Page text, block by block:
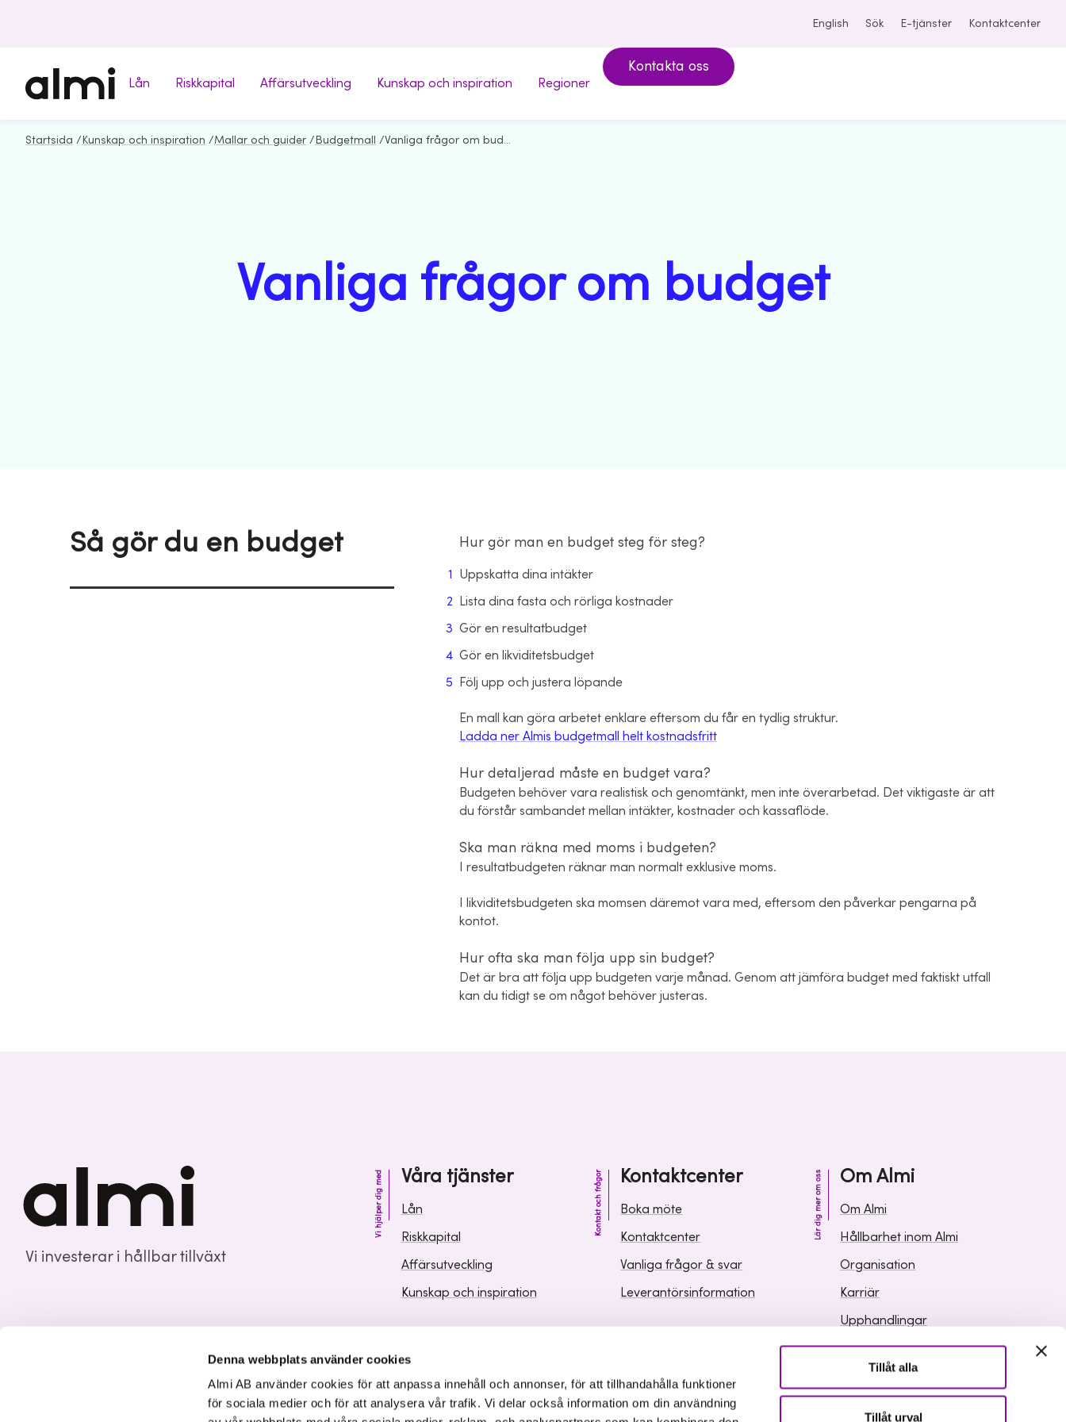
Denna webbplats använder cookies
Almi AB använder cookies för att anpassa innehåll och annonser, för att tillhandahålla funktioner
för sociala medier och för att analysera vår trafik. Vi delar också information om din användning
Tillåt alla
Tillåt urval
English Sök E-tjänster Kontaktcenter
Lån Riskkapital Affärsutveckling Kunskap och inspiration Regioner
Kontakta oss
Startsida / Kunskap och inspiration /Mallar och guider / Budgetmall / Vanliga frågor om budget
Vanliga frågor om budget
Så gör du en budget Hur gör man en budget steg för steg?
Uppskatta dina intäkter
Lista dina fasta och rörliga kostnader
Gör en resultatbudget
Gör en likviditetsbudget
Följ upp och justera löpande
En mall kan göra arbetet enklare eftersom du får en tydlig struktur.
Ladda ner Almis budgetmall helt kostnadsfritt
Hur detaljerad måste en budget vara?
Budgeten behöver vara realistisk och genomtänkt, men inte överarbetad. Det viktigaste är att
du förstår sambandet mellan intäkter, kostnader och kassaflöde.
Ska man räkna med moms i budgeten?
I resultatbudgeten räknar man normalt exklusive moms.
I likviditetsbudgeten ska momsen däremot vara med, eftersom den påverkar pengarna på
kontot.
Hur ofta ska man följa upp sin budget?
Det är bra att följa upp budgeten varje månad. Genom att jämföra budget med faktiskt utfall
kan du tidigt se om något behöver justeras.
Vi investerar i hållbar tillväxt
Våra tjänster
Vi hjälper dig med
Lån
Riskkapital
Affärsutveckling
Kunskap och inspiration
Kontaktcenter
Kontakt och frågor
Boka möte
Kontaktcenter
Vanliga frågor & svar
Leverantörsinformation
Om Almi
Lär dig mer om oss
Om Almi
Hållbarhet inom Almi
Organisation
Karriär
Upphandlingar
Media och press